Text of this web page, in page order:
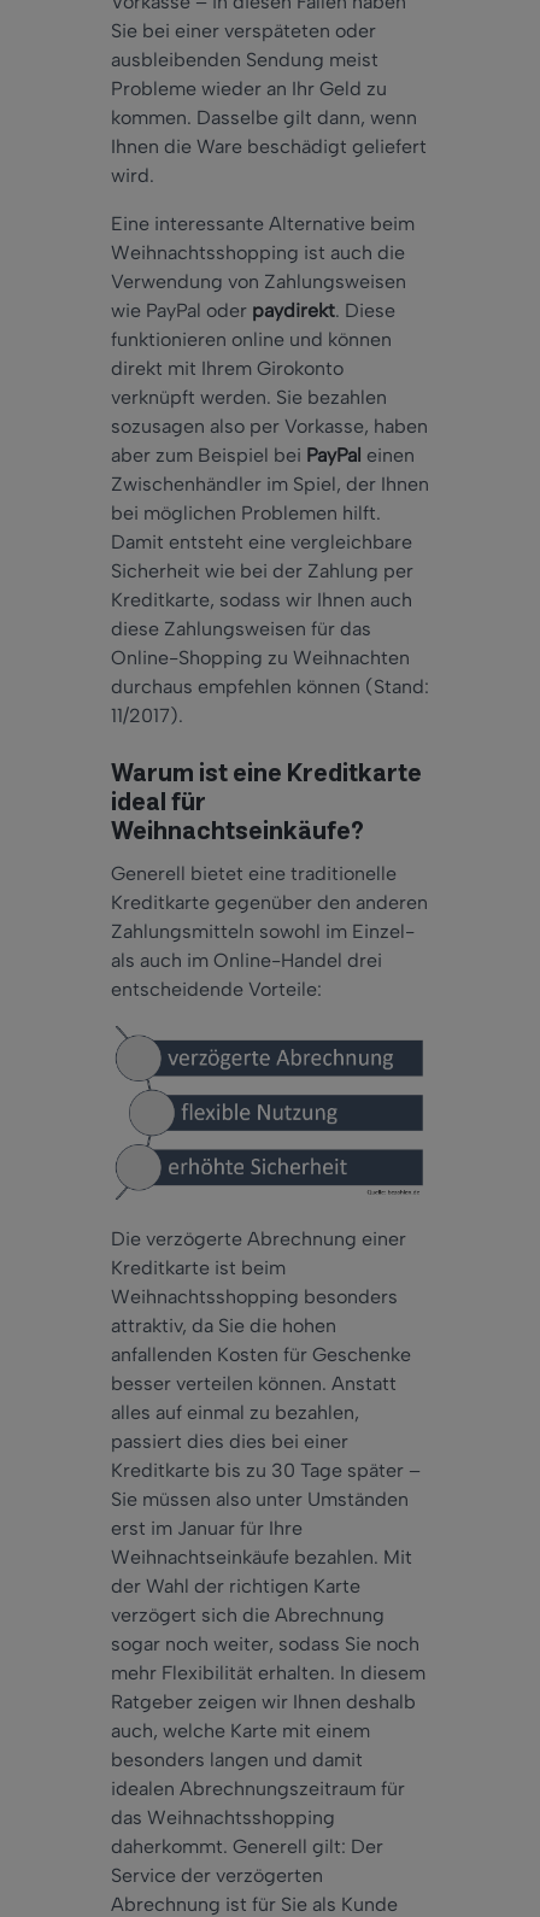
Sie bei einer verspäteten oder
ausbleibenden Sendung meist
Probleme wieder an Ihr Geld zu
kommen. Dasselbe gilt dann, wenn
Ihnen die Ware beschädigt geliefert
wird.
Eine interessante Alternative beim
Weihnachtsshopping ist auch die
Verwendung von Zahlungsweisen
wie PayPal oder paydirekt. Diese
funktionieren online und können
direkt mit Ihrem Girokonto
verknüpft werden. Sie bezahlen
sozusagen also per Vorkasse, haben
aber zum Beispiel bei PayPal einen
Zwischenhändler im Spiel, der Ihnen
bei möglichen Problemen hilft.
Damit entsteht eine vergleichbare
Sicherheit wie bei der Zahlung per
Kreditkarte, sodass wir Ihnen auch
diese Zahlungsweisen für das
Online-Shopping zu Weihnachten
durchaus empfehlen können (Stand:
11/2017).
Warum ist eine Kreditkarte
ideal für
Weihnachtseinkäufe?
Generell bietet eine traditionelle
Kreditkarte gegenüber den anderen
Zahlungsmitteln sowohl im Einzel-
als auch im Online-Handel drei
entscheidende Vorteile:
Die verzögerte Abrechnung einer
Kreditkarte ist beim
Weihnachtsshopping besonders
attraktiv, da Sie die hohen
anfallenden Kosten für Geschenke
besser verteilen können. Anstatt
alles auf einmal zu bezahlen,
passiert dies dies bei einer
Kreditkarte bis zu 30 Tage später –
Sie müssen also unter Umständen
erst im Januar für Ihre
Weihnachtseinkäufe bezahlen. Mit
der Wahl der richtigen Karte
verzögert sich die Abrechnung
sogar noch weiter, sodass Sie noch
mehr Flexibilität erhalten. In diesem
Ratgeber zeigen wir Ihnen deshalb
auch, welche Karte mit einem
besonders langen und damit
idealen Abrechnungszeitraum für
das Weihnachtsshopping
daherkommt. Generell gilt: Der
Service der verzögerten
Abrechnung ist für Sie als Kunde